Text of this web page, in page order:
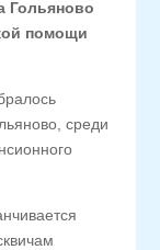
Гольяново
помощи
среди